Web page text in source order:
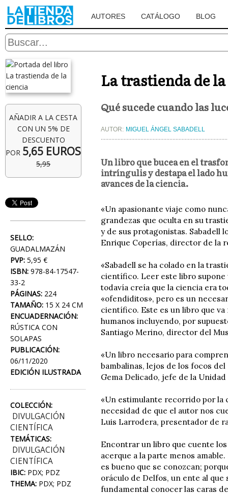
AUTORES CATÁLOGO BLOG
AÑADIR A LA CESTA
CON UN 5% DE
DESCUENTO
POR 5,65 EUROS
5,95
SELLO:
GUADALMAZÁN
PVP: 5,95 €
ISBN: 978-84-17547-
33-2
PÁGINAS: 224
TAMAÑO: 15 X 24 CM
ENCUADERNACIÓN:
RÚSTICA CON
SOLAPAS
PUBLICACIÓN:
06/11/2020
EDICIÓN ILUSTRADA
COLECCIÓN:
DIVULGACIÓN
CIENTÍFICA
TEMÁTICAS:
DIVULGACIÓN
CIENTÍFICA
IBIC: PDX; PDZ
THEMA: PDX; PDZ
La trastienda de
Qué sucede cuando las
AUTOR: MIGUEL ÁNGEL SABADELL
Un libro que bucea en el
intríngulis y destapa el lado
avances de la ciencia.
«Un apasionante viaje como
grandezas que oculta en su
y de sus protagonistas. Sabadell
Enrique Coperías, director de la
«Sabadell se ha colado en la
científico. Leer este libro supone
todavía creía que la ciencia era
«ofendiditos», pero es un
científico. Este es un libro que
humanos incluyendo, por
Santiago Merino, director del
«Un libro necesario para
bambalinas, lejos de los focos
Gema Delicado, jefe de la
«Un estimulante recorrido por la
necesidad de que el autor nos
Luis Larrodera, presentador de
Encontrar un libro que cuente
acerque a la parte menos
es bueno que se conozcan;
oráculo de Delfos, un ente al que
fundamental conocer las caras